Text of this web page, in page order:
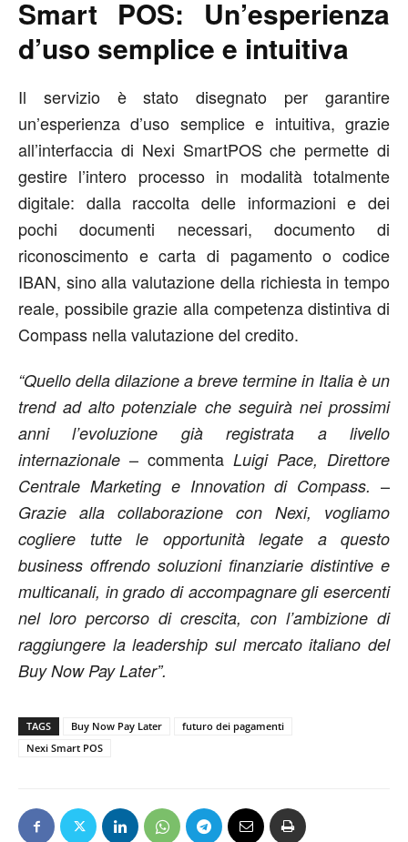
Smart POS: Un’esperienza
d’uso semplice e intuitiva
Il servizio è stato disegnato per garantire
un’esperienza d’uso semplice e intuitiva, grazie
all’interfaccia di Nexi SmartPOS che permette di
gestire l’intero processo in modalità totalmente
digitale: dalla raccolta delle informazioni e dei
pochi documenti necessari, documento di
riconoscimento e carta di pagamento o codice
IBAN, sino alla valutazione della richiesta in tempo
reale, possibile grazie alla competenza distintiva di
Compass nella valutazione del credito.
“Quello della dilazione a breve termine in Italia è un
trend ad alto potenziale che seguirà nei prossimi
anni l’evoluzione già registrata a livello
internazionale – commenta Luigi Pace, Direttore
Centrale Marketing e Innovation di Compass. –
Grazie alla collaborazione con Nexi, vogliamo
cogliere tutte le opportunità legate a questo
business offrendo soluzioni finanziarie distintive e
multicanali, in grado di accompagnare gli esercenti
nel loro percorso di crescita, con l’ambizione di
raggiungere la leadership sul mercato italiano del
Buy Now Pay Later”.
TAGS Buy Now Pay Later
futuro dei pagamenti
Nexi Smart POS